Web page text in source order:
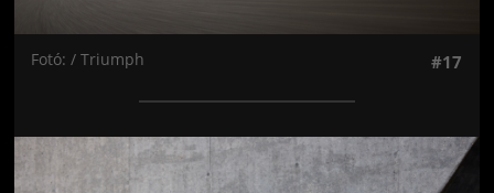
Fotó: / Triumph #17
Jön még kép!